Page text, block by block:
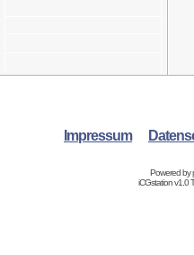
Impressum
Powered by
iCGstation v1.0